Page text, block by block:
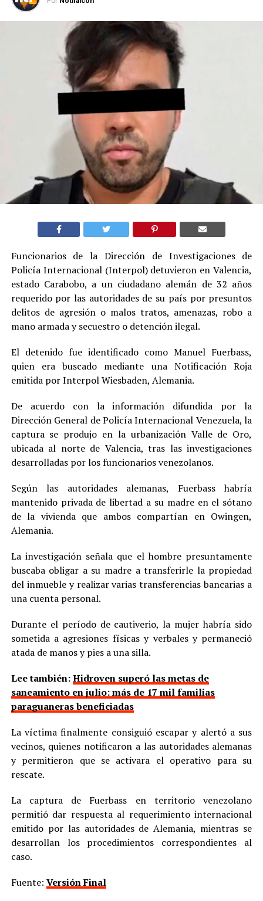
Funcionarios de la Dirección de Investigaciones de
Policía Internacional (Interpol) detuvieron en Valencia,
estado Carabobo, a un ciudadano alemán de 32 años
requerido por las autoridades de su país por presuntos
delitos de agresión o malos tratos, amenazas, robo a
mano armada y secuestro o detención ilegal.
El detenido fue identificado como Manuel Fuerbass,
quien era buscado mediante una Notificación Roja
emitida por Interpol Wiesbaden, Alemania.
De acuerdo con la información difundida por la
Dirección General de Policía Internacional Venezuela, la
captura se produjo en la urbanización Valle de Oro,
ubicada al norte de Valencia, tras las investigaciones
desarrolladas por los funcionarios venezolanos.
Según las autoridades alemanas, Fuerbass habría
mantenido privada de libertad a su madre en el sótano
de la vivienda que ambos compartían en Owingen,
Alemania.
La investigación señala que el hombre presuntamente
buscaba obligar a su madre a transferirle la propiedad
del inmueble y realizar varias transferencias bancarias a
una cuenta personal.
Durante el período de cautiverio, la mujer habría sido
sometida a agresiones físicas y verbales y permaneció
atada de manos y pies a una silla.
Lee también:Hidroven superó las metas de
saneamiento en julio: más de 17 mil familias
paraguaneras beneficiadas
La víctima finalmente consiguió escapar y alertó a sus
vecinos, quienes notificaron a las autoridades alemanas
y permitieron que se activara el operativo para su
rescate.
La captura de Fuerbass en territorio venezolano
permitió dar respuesta al requerimiento internacional
emitido por las autoridades de Alemania, mientras se
desarrollan los procedimientos correspondientes al
caso.
Fuente: Versión Final